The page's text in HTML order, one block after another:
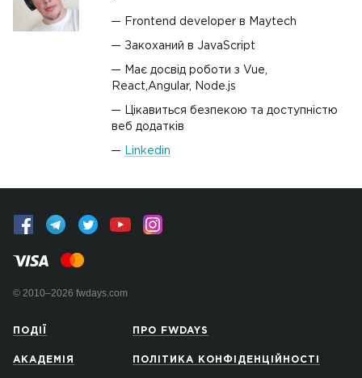
Frontend developer в Maytech
Закоханий в JavaScript
Має досвід роботи з Vue,
React,Angular, Node.js
Цікавиться безпекою та доступністю
веб додатків
Linkedin
© 2010–2026 fwdays.com
ПОДІЇ
АКАДЕМІЯ
ПРО FWDAYS
ПОЛІТИКА КОНФІДЕНЦІЙНОСТІ